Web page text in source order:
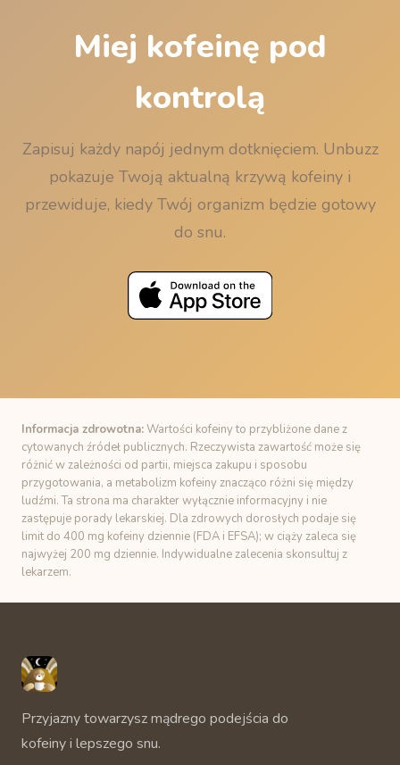
Miej kofeinę pod
kontrolą
Zapisuj każdy napój jednym dotknięciem. Unbuzz
pokazuje Twoją aktualną krzywą kofeiny i
przewiduje, kiedy Twój organizm będzie gotowy
do snu.
Informacja zdrowotna:Wartości kofeiny to przybliżone dane z
cytowanych źródeł publicznych. Rzeczywista zawartość może się
różnić w zależności od partii, miejsca zakupu i sposobu
przygotowania, a metabolizm kofeiny znacząco różni się między
ludźmi. Ta strona ma charakter wyłącznie informacyjny i nie
zastępuje porady lekarskiej. Dla zdrowych dorosłych podaje się
limit do 400 mg kofeiny dziennie (FDA i EFSA); w ciąży zaleca się
najwyżej 200 mg dziennie. Indywidualne zalecenia skonsultuj z
lekarzem.
Przyjazny towarzysz mądrego podejścia do
kofeiny i lepszego snu.